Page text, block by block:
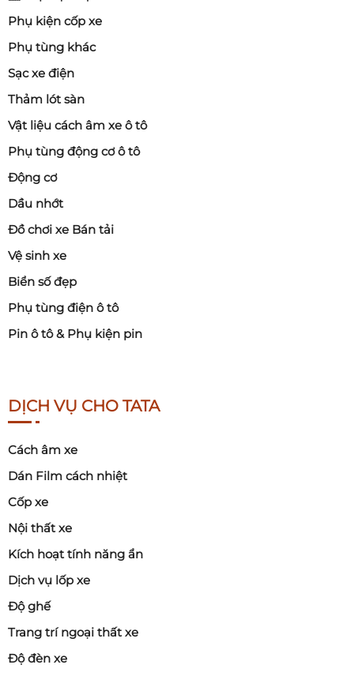
Phụ kiện cốp xe
Phụ tùng khác
Sạc xe điện
Thảm lót sàn
Vật liệu cách âm xe ô tô
Phụ tùng động cơ ô tô
Động cơ
Dầu nhớt
Đồ chơi xe Bán tải
Vệ sinh xe
Biển số đẹp
Phụ tùng điện ô tô
Pin ô tô & Phụ kiện pin
DỊCH VỤ CHO TATA
Cách âm xe
Dán Film cách nhiệt
Cốp xe
Nội thất xe
Kích hoạt tính năng ẩn
Dịch vụ lốp xe
Độ ghế
Trang trí ngoại thất xe
Độ đèn xe